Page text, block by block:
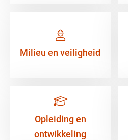
Milieu en veiligheid
Opleiding en
ontwikkeling